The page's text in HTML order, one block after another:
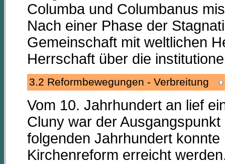
Columba und Columbanus
Nach einer Phase der
Gemeinschaft mit weltlichen
Herrschaft über die
3.2 Reformbewegungen - Verbreitung
Vom 10. Jahrhundert an lief
Cluny war der
folgenden Jahrhundert
Kirchenreform erreicht